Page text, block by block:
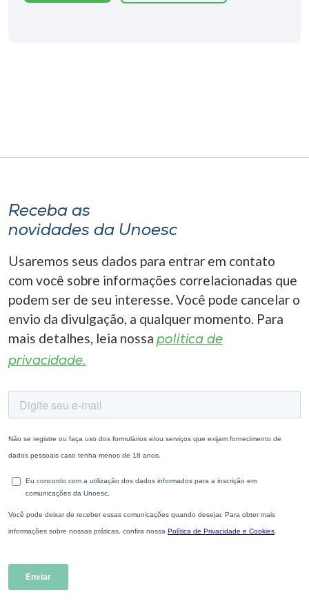
Receba as
novidades da Unoesc
Usaremos seus dados para entrar em contato
com você sobre informações correlacionadas que
podem ser de seu interesse. Você pode cancelar o
envio da divulgação, a qualquer momento. Para
mais detalhes, leia nossa política de
privacidade.